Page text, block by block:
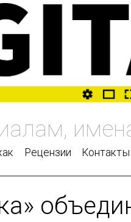
Рецензии Контакты